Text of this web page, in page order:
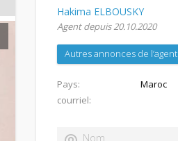
Hakima ELBOUSKY
Agent depuis 20.10.2020
Autres annonces de l’agent
Pays
Maroc
courriel